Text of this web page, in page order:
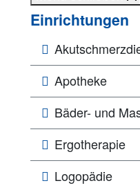
Einrichtungen
Apotheke
Bäder- und
Ergotherapie
Logopädie